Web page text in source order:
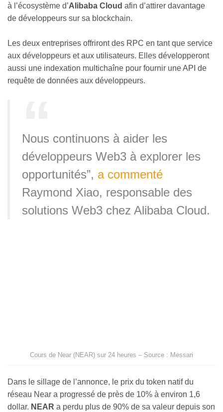
à l’écosystème d’Alibaba Cloud afin d’attirer davantage
de développeurs sur sa blockchain.
Les deux entreprises offriront des RPC en tant que service
aux développeurs et aux utilisateurs. Elles développeront
aussi une indexation multichaîne pour fournir une API de
requête de données aux développeurs.
Nous continuons à aider les
développeurs Web3 à explorer les
opportunités”, a commenté
Raymond Xiao, responsable des
solutions Web3 chez Alibaba Cloud.
Cours de Near (NEAR) sur 24 heures – Source : Messari
Dans le sillage de l’annonce, le prix du token natif du
réseau Near a progressé de près de 10% à environ 1,6
dollar. NEAR a perdu plus de 90% de sa valeur depuis son